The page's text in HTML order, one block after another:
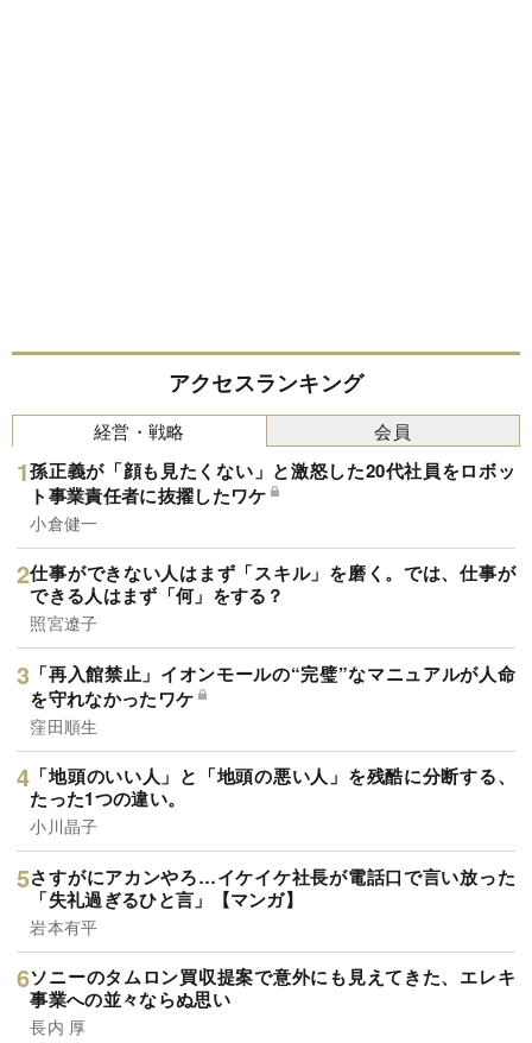
アクセスランキング
経営・戦略
孫正義が「顔も見たくない」と激怒した20代社員をロボッ
ト事業責任者に抜擢したワケ
小倉健一
仕事ができない人はまず「スキル」を磨く。では、仕事が
できる人はまず「何」をする？
照宮遼子
「再入館禁止」イオンモールの“完璧”なマニュアルが人命
を守れなかったワケ
窪田順生
「地頭のいい人」と「地頭の悪い人」を残酷に分断する、
たった1つの違い。
小川晶子
さすがにアカンやろ…イケイケ社長が電話口で言い放った
「失礼過ぎるひと言」【マンガ】
岩本有平
ソニーのタムロン買収提案で意外にも見えてきた、エレキ
事業への並々ならぬ思い
長内 厚
会員